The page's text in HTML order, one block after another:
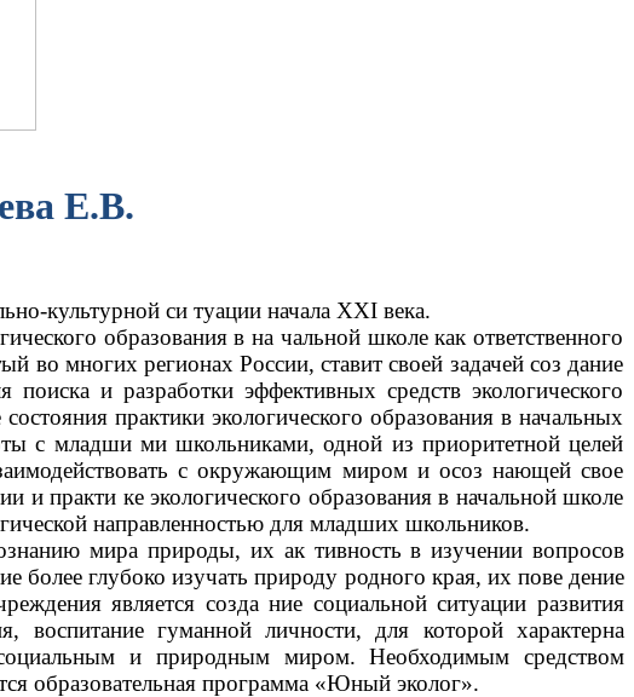
Е.В.
культурной си туации начала XXI века.
образования в на чальной школе как ответственного
во многих регионах России, ставит своей задачей соз дание
и разработки эффективных средств экологического
практики экологического образования в начальных
с младши ми школьниками, одной из приоритетной целей
с окружающим миром и осоз нающей свое
и практи ке экологического образования в начальной школе
направленностью для младших школьников.
мира природы, их ак тивность в изучении вопросов
более глубоко изучать природу родного края, их пове дение
является созда ние социальной ситуации развития
воспитание гуманной личности, для которой характерна
и природным миром. Необходимым средством
образовательная программа «Юный эколог».